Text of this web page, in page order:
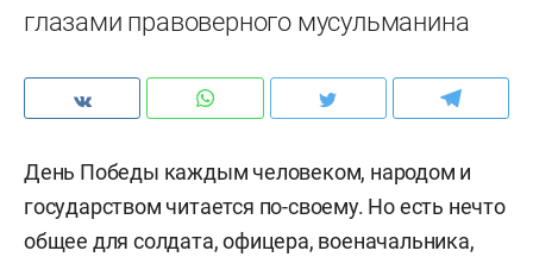
глазами правоверного мусульманина
День Победы каждым человеком, народом и
государством читается по-своему. Но есть нечто
общее для солдата, офицера, военачальника,